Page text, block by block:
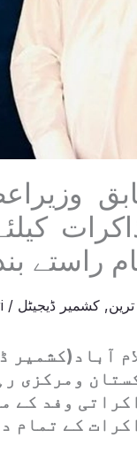
راستے
, کشمیر ڈیجیٹل /
ومرکزی
وفد کے
کے تمام